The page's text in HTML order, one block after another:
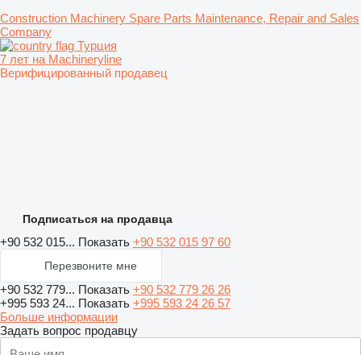
Construction Machinery Spare Parts Maintenance, Repair and Sales
Company
Турция
7 лет на Machineryline
Верифицированный продавец
Подписаться на продавца
+90 532 015... Показать +90 532 015 97 60
Перезвоните мне
+90 532 779... Показать +90 532 779 26 26
+995 593 24... Показать +995 593 24 26 57
Больше информации
Задать вопрос продавцу